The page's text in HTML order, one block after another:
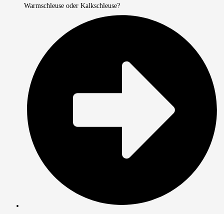
Warmschleuse oder Kalkschleuse?